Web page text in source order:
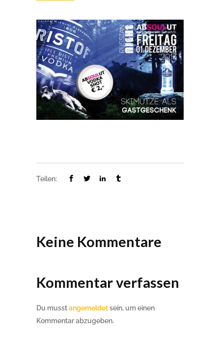
Teilen:
Keine Kommentare
Kommentar verfassen
Du musstangemeldetsein, um einen
Kommentar abzugeben.